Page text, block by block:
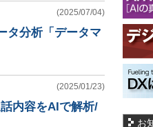
(2025/07/04)
タ分析「データマ
(2025/01/23)
内容をAIで解析/
お